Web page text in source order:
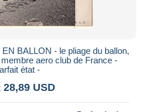
BALLON - le pliage du ballon,
aero club de France -
état -
28,89 USD